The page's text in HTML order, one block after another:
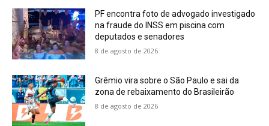
PF encontra foto de advogado investigado
na fraude do INSS em piscina com
deputados e senadores
8 de agosto de 2026
Grêmio vira sobre o São Paulo e sai da
zona de rebaixamento do Brasileirão
8 de agosto de 2026